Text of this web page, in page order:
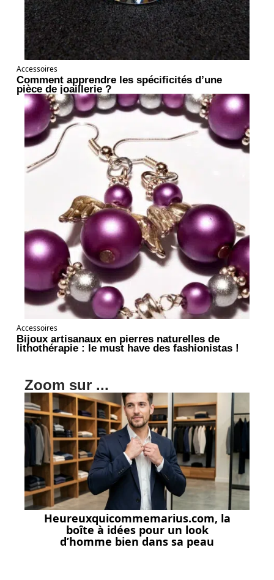
Accessoires
Comment apprendre les spécificités d’une
pièce de joaillerie ?
Accessoires
Bijoux artisanaux en pierres naturelles de
lithothérapie : le must have des fashionistas !
Zoom sur ...
Heureuxquicommemarius.com, la
boîte à idées pour un look
d’homme bien dans sa peau